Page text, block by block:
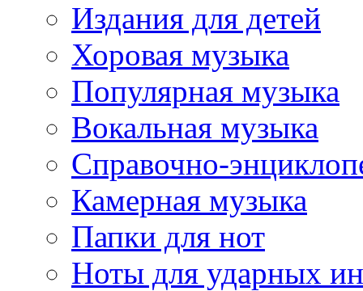
Издания для детей
Хоровая музыка
Популярная музыка
Вокальная музыка
Справочно-
Камерная музыка
Папки для нот
Ноты для ударных